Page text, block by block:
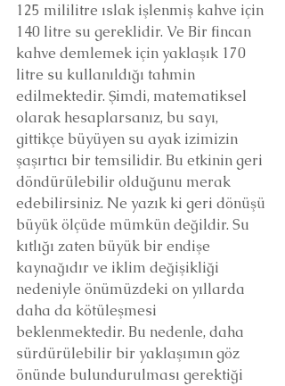
125 mililitre ıslak işlenmiş kahve için
140 litre su gereklidir. Ve Bir fincan
kahve demlemek için yaklaşık 170
litre su kullanıldığı tahmin
edilmektedir. Şimdi, matematiksel
olarak hesaplarsanız, bu sayı,
gittikçe büyüyen su ayak izimizin
şaşırtıcı bir temsilidir. Bu etkinin geri
döndürülebilir olduğunu merak
edebilirsiniz. Ne yazık ki geri dönüşü
büyük ölçüde mümkün değildir. Su
kıtlığı zaten büyük bir endişe
kaynağıdır ve iklim değişikliği
nedeniyle önümüzdeki on yıllarda
daha da kötüleşmesi
beklenmektedir. Bu nedenle, daha
sürdürülebilir bir yaklaşımın göz
önünde bulundurulması gerektiği